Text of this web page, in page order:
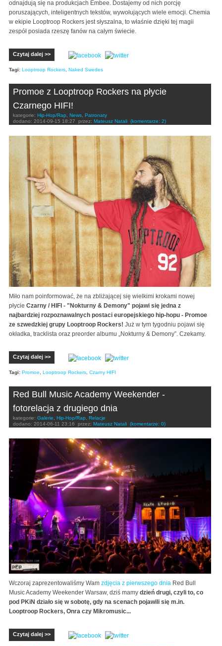
odnajdują się na produkcjach Embee. Dostajemy od nich porcję
poruszających, inteligentnych tekstów, wywołujących wiele emocji. Chemia
w ekipie Looptroop Rockers jest słyszalna, to właśnie dzięki tej magii
zespół posiada rzeszę fanów na całym świecie.
Czytaj dalej >>
Tagi: Looptroop Rockers Naked Swedes
Promoe z Looptroop Rockers na płycie
Czarnego HIFI!
kategorie: Hip-Hop/Rap News Patronaty
dodano: 2014-09-15 18:27 przez: Mateusz Natali (komentarze: 2)
Miło nam poinformować, że na zbliżającej się wielkimi krokami nowej
płycie Czarny / HIFI - "Nokturny & Demony" pojawi się jedna z
najbardziej rozpoznawalnych postaci europejskiego hip-hopu - Promoe
ze szwedzkiej grupy Looptroop Rockers! Już w tym tygodniu pojawi się
okładka, tracklista oraz preorder albumu „Nokturny & Demony”. Czekamy.
Czytaj dalej >>
Tagi: Promoe, Looptroop Rockers, Czarny HIFI
Red Bull Music Academy Weekender -
fotorelacja z drugiego dnia
kategorie: Galerie, Hip-Hop/Rap, Relacje
dodano: 2014-06-11 23:16 przez: Mateusz Natali (komentarze: 0)
Wczoraj zaprezentowaliśmy Wam zdjęcia z pierwszego dnia Red Bull
Music Academy Weekender Warsaw, dziś mamy dzień drugi, czyli to, co
pod PKiN działo się w sobotę, gdy na scenach pojawili się m.in.
Looptroop Rockers, Onra czy Mikromusic...
Czytaj dalej >>